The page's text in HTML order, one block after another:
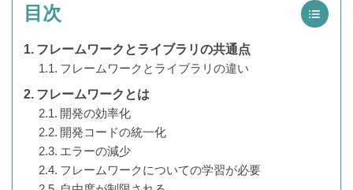
目次
フレームワークとライブラリの共通点
フレームワークとライブラリの違い
フレームワークとは
開発の効率化
開発コードの統一化
エラーの減少
フレームワークについての学習が必要